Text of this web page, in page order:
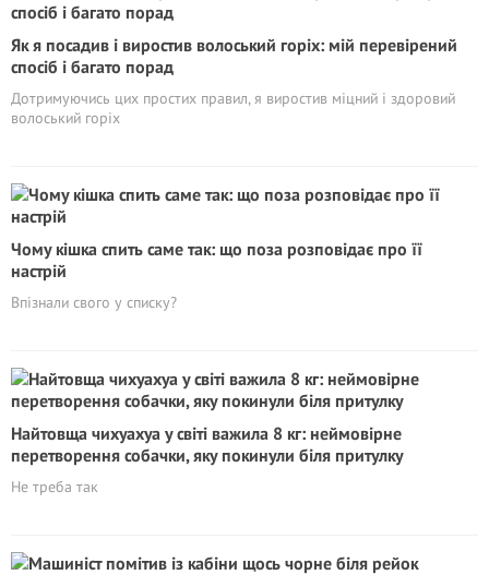
Як я посадив і виростив волоський горіх: мій перевірений
спосіб і багато порад
Дотримуючись цих простих правил, я виростив міцний і здоровий
волоський горіх
Чому кішка спить саме так: що поза розповідає про її
настрій
Впізнали свого у списку?
Найтовща чихуахуа у світі важила 8 кг: неймовірне
перетворення собачки, яку покинули біля притулку
Не треба так